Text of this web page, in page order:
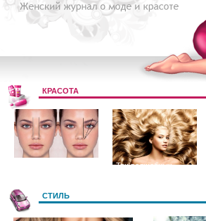
КРАСОТА
Три волшебных
СТИЛЬ